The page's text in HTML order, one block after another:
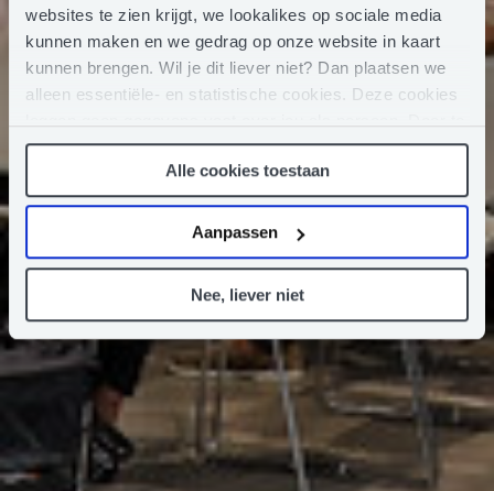
websites te zien krijgt, we lookalikes op sociale media
kunnen maken en we gedrag op onze website in kaart
kunnen brengen. Wil je dit liever niet? Dan plaatsen we
alleen essentiële- en statistische cookies. Deze cookies
klikken op het ‘clip’-pictogram in de linkerbenedenhoek
van de webpagina die je bezoekt, kun je je toestemming
weer intrekken (of aanpassen). Meer weten? Lees dan
ons Privacy Statement.
Alle cookies toestaan
Aanpassen
Nee, liever niet